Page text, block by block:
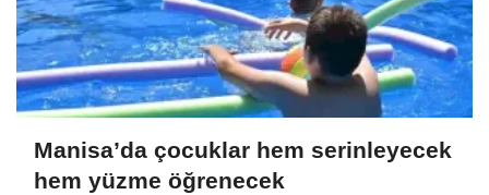
Manisa’da çocuklar hem serinleyecek
hem yüzme öğrenecek